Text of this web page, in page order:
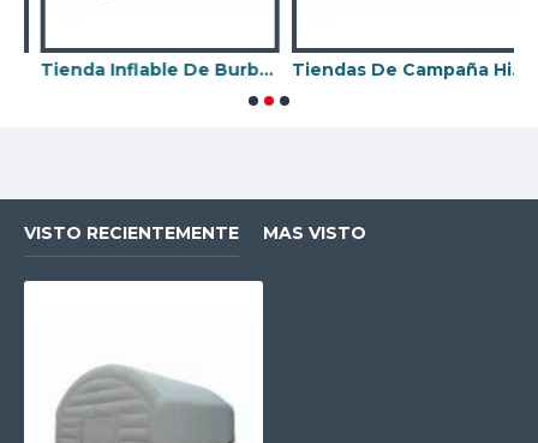
Tienda Inflable De Burbujas Tiendas De Campaña Hinchables
VISTO RECIENTEMENTE MAS VISTO